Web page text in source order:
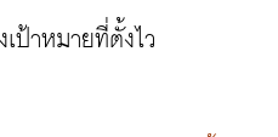
ป้าหมายที่ตั้งไว